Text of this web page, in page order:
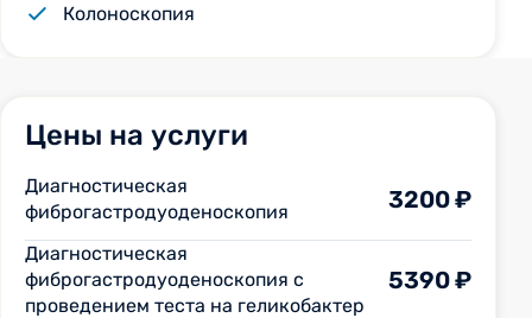
Колоноскопия
Цены на услуги
Диагностическая
фиброгастродуоденоскопия
3200 ₽
Диагностическая
фиброгастродуоденоскопия с
проведением теста на геликобактер
5390 ₽